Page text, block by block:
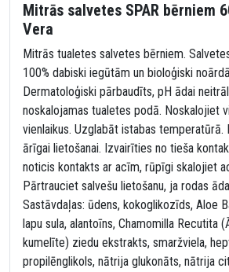
Mitrās salvetes SPAR bērniem
Vera
Mitrās tualetes salvetes bērniem.
100% dabiski iegūtām un bioloģiski
Dermatoloģiski pārbaudīts, pH ādai
noskalojamas tualetes podā. Noskalojiet
vienlaikus. Uzglabāt istabas temperatūrā.
ārīgai lietošanai. Izvairīties no tieša
noticis kontakts ar acīm, rūpīgi skalojiet
Pārtrauciet salvešu lietošanu, ja rodas
Sastāvdaļas: ūdens, kokoglikozīds, Aloe
lapu sula, alantoīns, Chamomilla Recutita
kumelīte) ziedu ekstrakts, smaržviela,
propilēnglikols, nātrija glukonāts, nātrija